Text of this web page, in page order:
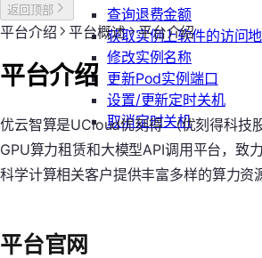
查询退费金额
获取实例上软件的访问
修改实例名称
更新Pod实例端口
设置/更新定时关机
取消定时关机
返回顶部
平台介绍 平台概述 平台介绍
平台介绍
优云智算是UCloud优刻得 （优刻得科技
GPU算力租赁和大模型API调用平台，致
科学计算相关客户提供丰富多样的算力资
平台官网